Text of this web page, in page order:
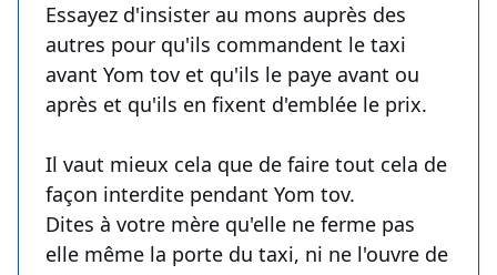
Essayez d'insister au mons auprès des
autres pour qu'ils commandent le taxi
avant Yom tov et qu'ils le paye avant ou
après et qu'ils en fixent d'emblée le prix.
Il vaut mieux cela que de faire tout cela de
façon interdite pendant Yom tov.
Dites à votre mère qu'elle ne ferme pas
elle même la porte du taxi, ni ne l'ouvre de